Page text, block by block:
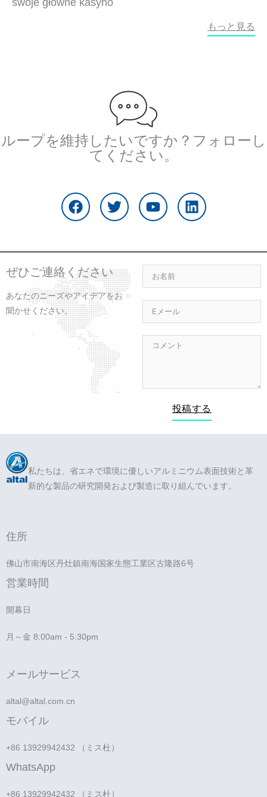
swoje główne kasyno
もっと見る
ループを維持したいですか？フォローし
てください。
ェ
イ
ス
ッ
ク
イ
ッ
タ
o
u
t
b
e
ン
ク
ト
ン
ぜひご連絡ください
あなたのニーズやアイデアをお
聞かせください。
投稿する
私たちは、省エネで環境に優しいアルミニウム表面技術と革
新的な製品の研究開発および製造に取り組んでいます。
住所
佛山市南海区丹灶鎮南海国家生態工業区古隆路6号
営業時間
開幕日
月～金 8:00am - 5:30pm
メールサービス
altal@altal.com.cn
モバイル
+86 13929942432 （ミス杜）
WhatsApp
+86 13929942432 （ミス杜）